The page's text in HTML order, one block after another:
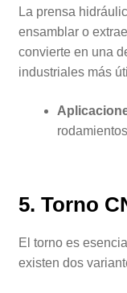
La prensa
ensamblar o
convierte en una
industriales más
5. Torno
El torno es
existen dos